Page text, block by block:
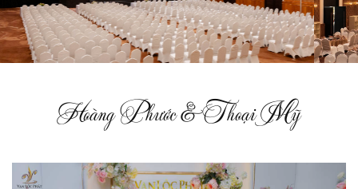
Hoàng Phước & Thoại Mỹ